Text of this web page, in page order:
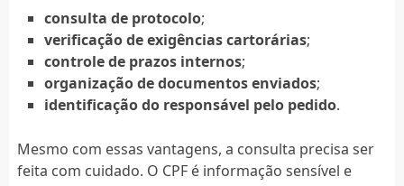
consulta de protocolo;
verificação de exigências cartorárias;
controle de prazos internos;
organização de documentos enviados;
identificação do responsável pelo pedido.
Mesmo com essas vantagens, a consulta precisa ser
feita com cuidado. O CPF é informação sensível e